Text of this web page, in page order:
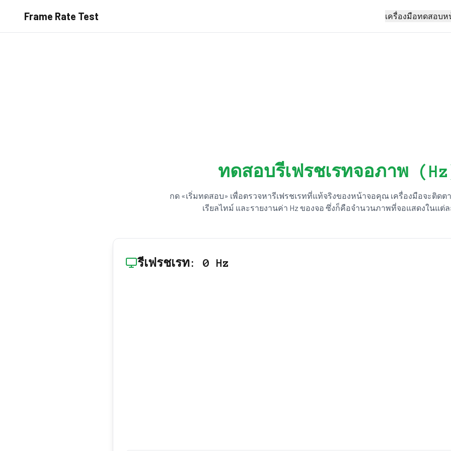
Frame Rate Test เครื่องมือทดสอบห
ทดสอบรีเฟรชเรทจอภาพ
กด «เริ่มทดสอบ» เพื่อตรวจหารีเฟรชเรทที่แท้จริงของหน้าจอคุณ เครื่องมือจะติดต
เรียลไทม์ และรายงานค่า Hz ของจอ ซึ่งก็คือจำนวนภาพที่จอแสดงในแต่
รีเฟรชเรท: 0 Hz